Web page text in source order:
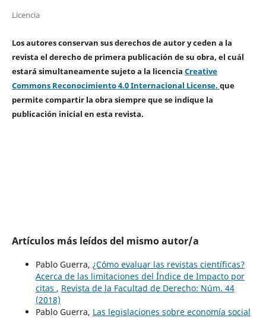
Licencia
Los autores conservan sus derechos de autor y ceden a la
revista el derecho de primera publicación de su obra, el cuál
estará simultaneamente sujeto a la licencia Creative
Commons Reconocimiento 4.0 Internacional License. que
permite compartir la obra siempre que se indique la
publicación inicial en esta revista.
Artículos más leídos del mismo autor/a
Pablo Guerra, ¿Cómo evaluar las revistas científicas?
Acerca de las limitaciones del Índice de Impacto por
citas , Revista de la Facultad de Derecho: Núm. 44
(2018)
Pablo Guerra, Las legislaciones sobre economía social